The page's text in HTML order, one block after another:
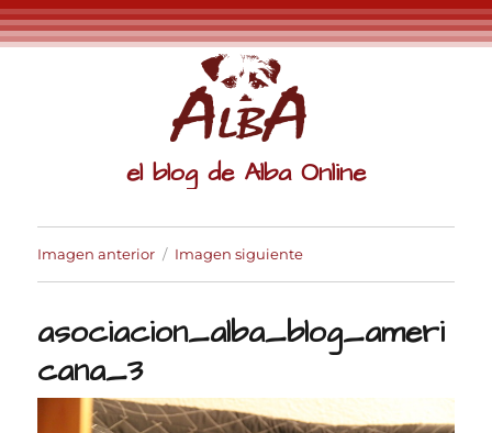
el blog de Alba Online
Imagen anterior Imagen siguiente
asociacion_alba_blog_ameri
cana_3